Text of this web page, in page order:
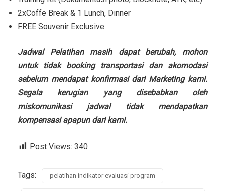
2xCoffe Break & 1 Lunch, Dinner
FREE Souvenir Exclusive
Jadwal Pelatihan masih dapat berubah, mohon
untuk tidak booking transportasi dan akomodasi
sebelum mendapat konfirmasi dari Marketing kami.
Segala kerugian yang disebabkan oleh
miskomunikasi jadwal tidak mendapatkan
kompensasi apapun dari kami.
Post Views: 340
Tags: pelatihan indikator evaluasi program